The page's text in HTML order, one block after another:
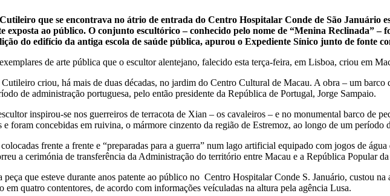
que se encontrava no átrio de entrada do Centro Hospitalar Conde de São Januário
exposta ao público. O conjunto escultórico – conhecido pelo nome de “Menina Reclinada”
do edifício da antiga escola de saúde pública, apurou o Expediente Sínico junto de fonte
de arte pública que o escultor alentejano, falecido esta terça-feira, em Lisboa, criou em
criou, há mais de duas décadas, no jardim do Centro Cultural de Macau. A obra – um barco
de administração portuguesa, pelo então presidente da República de Portugal, Jorge Sampaio.
inspirou-se nos guerreiros de terracota de Xian – os cavaleiros – e no monumental barco de
e foram concebidas em ruivina, o mármore cinzento da região de Estremoz, ao longo de um período
frente a frente e “preparadas para a guerra” num lago artificial equipado com jogos de
a cerimónia de transferência da Administração do território entre Macau e a República Popular
que esteve durante anos patente ao público no Centro Hospitalar Conde S. Januário, custou
em quatro contentores, de acordo com informações veículadas na altura pela agência Lusa.